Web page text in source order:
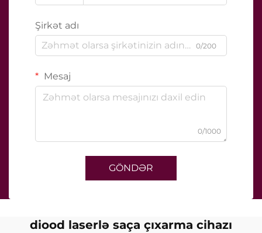
Şirkət adı
0/200
Mesaj
0/1000
GÖNDƏR
diood laserlə saça çıxarma cihazı